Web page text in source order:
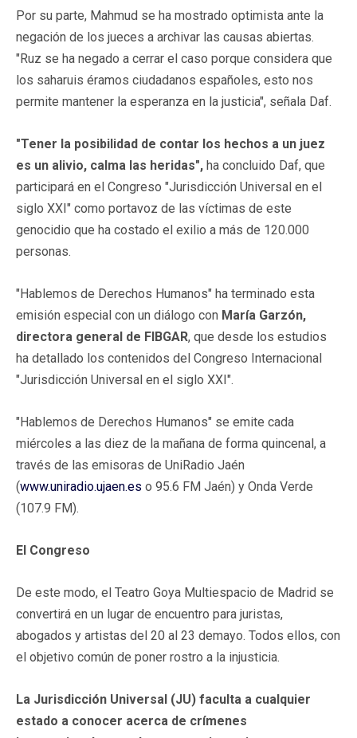
Por su parte, Mahmud se ha mostrado optimista ante la
negación de los jueces a archivar las causas abiertas.
"Ruz se ha negado a cerrar el caso porque considera que
los saharuis éramos ciudadanos españoles, esto nos
permite mantener la esperanza en la justicia", señala Daf.
"Tener la posibilidad de contar los hechos a un juez
es un alivio, calma las heridas", ha concluido Daf, que
participará en el Congreso "Jurisdicción Universal en el
siglo XXI" como portavoz de las víctimas de este
genocidio que ha costado el exilio a más de 120.000
personas.
"Hablemos de Derechos Humanos" ha terminado esta
emisión especial con un diálogo con María Garzón,
directora general de FIBGAR, que desde los estudios
ha detallado los contenidos del Congreso Internacional
"Jurisdicción Universal en el siglo XXI".
"Hablemos de Derechos Humanos" se emite cada
miércoles a las diez de la mañana de forma quincenal, a
través de las emisoras de UniRadio Jaén
(www.uniradio.ujaen.es o 95.6 FM Jaén) y Onda Verde
(107.9 FM).
El Congreso
De este modo, el Teatro Goya Multiespacio de Madrid se
convertirá en un lugar de encuentro para juristas,
abogados y artistas del 20 al 23 demayo. Todos ellos, con
el objetivo común de poner rostro a la injusticia.
La Jurisdicción Universal (JU) faculta a cualquier
estado a conocer acerca de crímenes